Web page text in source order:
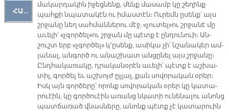
ՀԱՐԹԱԿ
մա­կար­դա­կին ի­ջեց­նենք, մենք մա­սամբ կը շե­ղինք
պահ­քի նպա­տա­կէն ու ի­մաս­տէն։ Ու­րեմն ը­սենք՝ այս
շրջա­նը նեղ սահ­ման­նե­րու մէջ, «չու­տել»ու շրջա­նէ մը
ա­ւե­լի՝ «չգոր­ծել»ու շրջան մը պէտք է ըն­դու­նուի։ Ան­
շուշտ երբ «չգոր­ծել» կ՚ը­սենք, ա­սի­կա չի՛ նշա­նա­կեր ամ­
լա­նալ, ան­գործ ու ա­նաշ­խատ ան­ցը­նել այս շրջա­նը։
Ընդ­հա­կա­ռա­կը, դրա­կա­նօ­րէն ա­ւե­լի՛ պէտք է աշ­խա­
տիլ, գոր­ծել եւ աշ­խոյժ ըլ­լալ, քան սո­վո­րա­կան օ­րեր։
Իսկ այն գոր­ծե­րը՝ ո­րոնք սո­վո­րա­կան օ­րեր կը կա­տա­
րուէին, կը գոր­ծուէին ա­ռանց նկա­տի ու­նե­նա­լու ա­նոնց
պատ­ճա­ռած վնաս­նե­րը, ա­նոնք պէտք չէ կա­տա­րուին